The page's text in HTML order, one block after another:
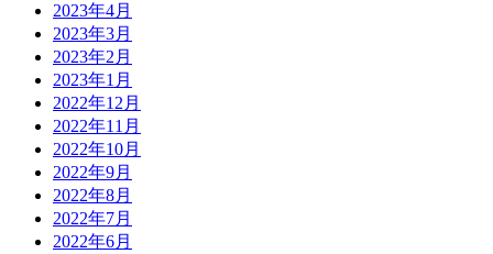
2023年4月
2023年3月
2023年2月
2023年1月
2022年12月
2022年11月
2022年10月
2022年9月
2022年8月
2022年7月
2022年6月